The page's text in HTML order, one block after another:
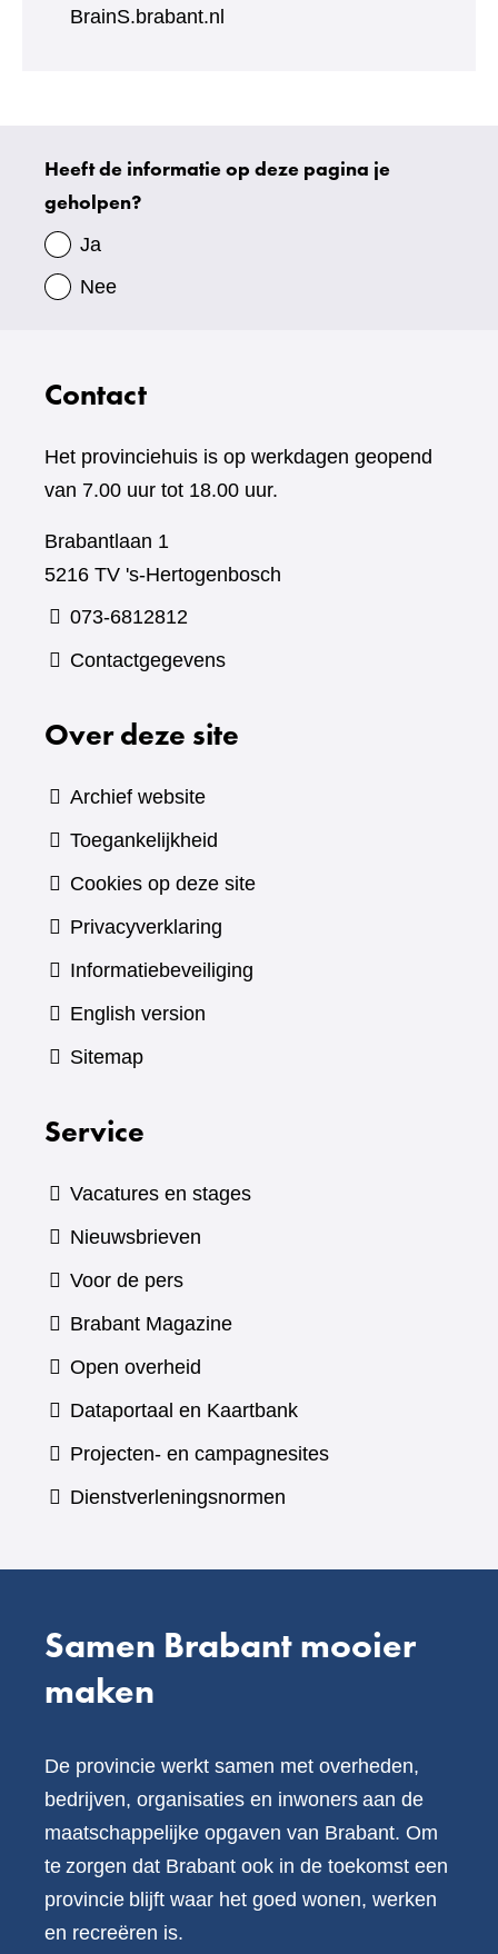
BrainS.brabant.nl
Uw
gegevens
Heeft de informatie op deze pagina je
geholpen?
Ja
Nee
Contact
Het provinciehuis is op werkdagen geopend
van 7.00 uur tot 18.00 uur.
Brabantlaan 1
5216 TV 's-Hertogenbosch
073-6812812
Contactgegevens
Over deze site
Archief website
Toegankelijkheid
Cookies op deze site
Privacyverklaring
Informatiebeveiliging
English version
Sitemap
Service
Vacatures en stages
Nieuwsbrieven
Voor de pers
Brabant Magazine(verwijst
andere
website)
Open overheid
Dataportaal en Kaartbank(verwijst
naar
Projecten- en campagnesites
Dienstverleningsnormen
Samen Brabant mooier
maken
De provincie werkt samen met overheden,
bedrijven, organisaties en inwoners aan de
maatschappelijke opgaven van Brabant. Om
te zorgen dat Brabant ook in de toekomst een
provincie blijft waar het goed wonen, werken
en recreëren is.